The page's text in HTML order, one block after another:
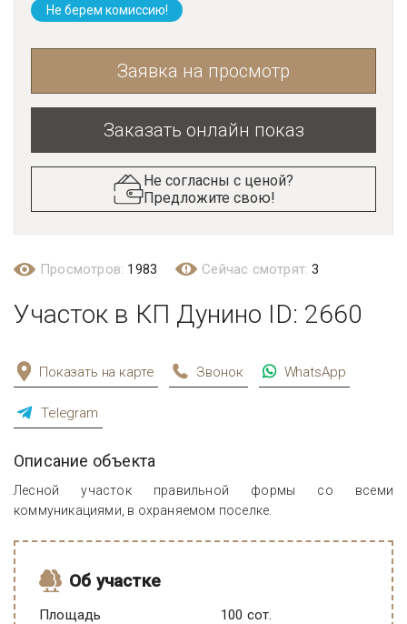
Не берем комиссию!
Заявка на просмотр
Заказать онлайн показ
Не согласны с ценой?
Предложите свою!
Просмотров: 1983 Сейчас смотрят:3
Участок в КП Дунино ID: 2660
Показать на карте Звонок WhatsApp
Telegram
Описание объекта
Лесной участок правильной формы со всеми
коммуникациями, в охраняемом поселке.
Об участке
Площадь 100 сот.